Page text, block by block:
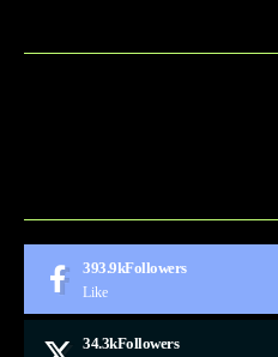
393.9kFollowers
Like
34.3kFollowers